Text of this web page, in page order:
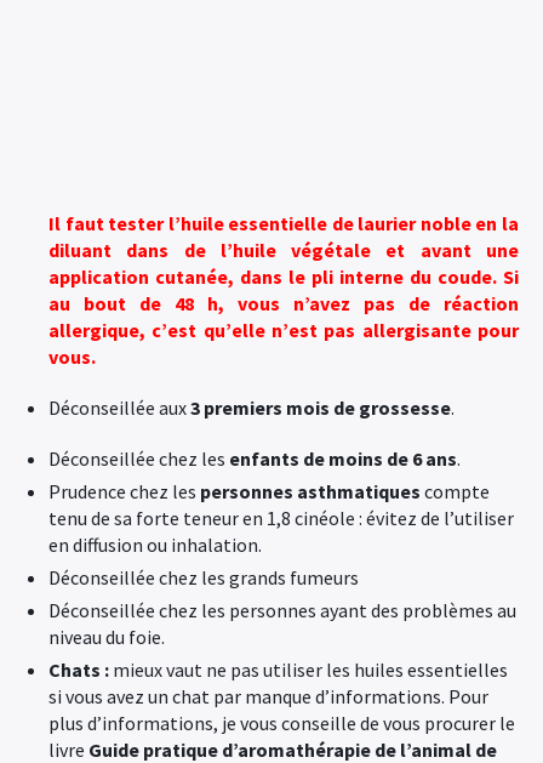
Il faut tester l’huile essentielle de laurier noble en la
diluant dans de l’huile végétale et avant une
application cutanée, dans le pli interne du coude. Si
au bout de 48 h, vous n’avez pas de réaction
allergique, c’est qu’elle n’est pas allergisante pour
vous.
Déconseillée aux3 premiers mois de grossesse.
Déconseillée chez les enfants de moins de 6 ans.
Prudence chez les personnes asthmatiques compte
tenu de sa forte teneur en 1,8 cinéole : évitez de l’utiliser
en diffusion ou inhalation.
Déconseillée chez les grands fumeurs
Déconseillée chez les personnes ayant des problèmes au
niveau du foie.
Chats : mieux vaut ne pas utiliser les huiles essentielles
si vous avez un chat par manque d’informations. Pour
plus d’informations, je vous conseille de vous procurer le
livre Guide pratique d’aromathérapie de l’animal de